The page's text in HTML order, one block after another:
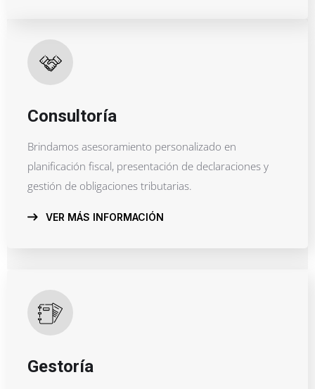
Consultoría
Brindamos asesoramiento personalizado en
planificación fiscal, presentación de declaraciones y
gestión de obligaciones tributarias.
VER MÁS INFORMACIÓN
Gestoría